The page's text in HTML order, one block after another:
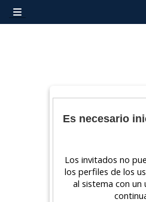
Salta al contenido principal
Panel lateral
Es necesario
Los invitados no
los perfiles de los
al sistema con un